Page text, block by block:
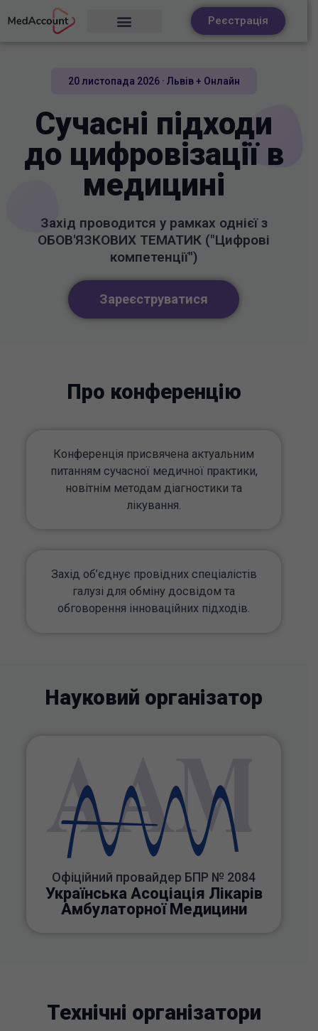
Реєстрація
20 листопада 2026 · Львів + Онлайн
Сучасні підходи
до цифровізації в
медицині
Захід проводится у рамках однієї з
ОБОВ'ЯЗКОВИХ ТЕМАТИК ("Цифрові
компетенції")
Зареєструватися
Про конференцію
Конференція присвячена актуальним
питанням сучасної медичної практики,
новітнім методам діагностики та
лікування.
Захід об’єднує провідних спеціалістів
галузі для обміну досвідом та
обговорення інноваційних підходів.
Науковий організатор
Офіційний провайдер БПР № 2084
Українська Асоціація Лікарів
Амбулаторної Медицини
Технічні організатори